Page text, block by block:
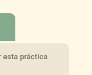
esta práctica